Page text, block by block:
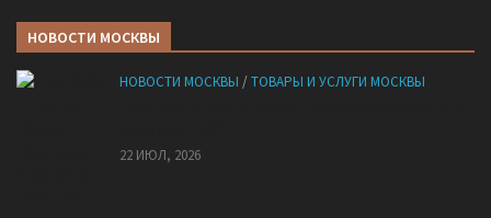
НОВОСТИ МОСКВЫ
НОВОСТИ МОСКВЫ /ТОВАРЫ И УСЛУГИ МОСКВЫ
22 ИЮЛ, 2026